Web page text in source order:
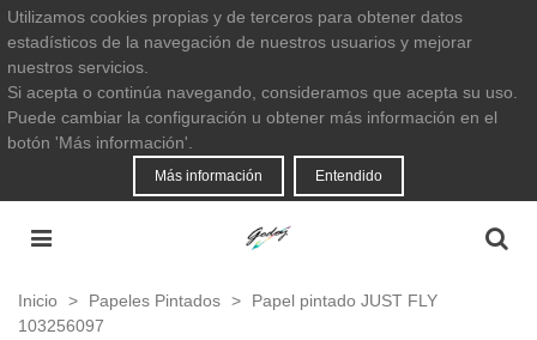
Utilizamos cookies propias y de terceros para obtener datos
estadísticos de la navegación de nuestros usuarios y mejorar
nuestros servicios.
Si acepta o continúa navegando, consideramos que acepta su uso.
Puede cambiar la configuración u obtener más información en el
botón 'Más información'.
Más información Entendido
Inicio > Papeles Pintados >
Papel pintado JUST FLY
103256097